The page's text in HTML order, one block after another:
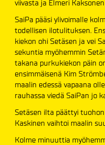
viivasta ja Elmeri
SaiPa pääsi ylivoimalle
todellisen ilotulituksen.
kiekon ohi Setäsen ja vei
sekuntia myöhemmin
takana purkukiekon päin
ensimmäisenä Kim
maalin edessä vapaana
rauhassa viedä SaiPan jo
Setäsen ilta päättyi
Kaskinen vaihtoi maalin
Kolme minuuttia